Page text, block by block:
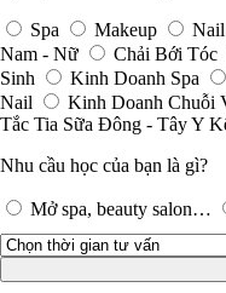
Spa Makeup Nail
Nam - Nữ
Chải Bới Tóc
Sinh
Kinh Doanh Spa
Nail
Kinh Doanh Chuỗi
Tắc Tia Sữa Đông - Tây Y
Nhu cầu học của bạn là gì?
Mở spa, beauty salon…